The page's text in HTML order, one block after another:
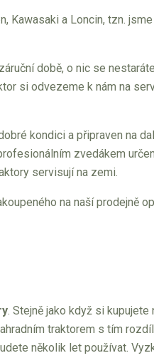
Kawasaki a Loncin, tzn.
době, o nic se
si odvezeme k nám na
kondici a připraven na
zvedákem
servisují na zemi.
na naší prodejně
. Stejně jako když si
traktorem s tím
několik let používat.